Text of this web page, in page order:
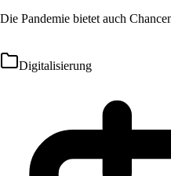
Die Pandemie bietet auch
Digitalisierung